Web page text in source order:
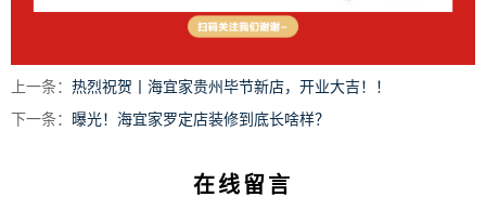
上一条： 热烈祝贺丨海宜家贵州毕节新店，开业大吉！！
下一条： 曝光！海宜家罗定店装修到底长啥样？
在线留言